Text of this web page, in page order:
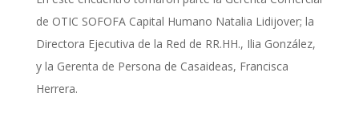
de OTIC SOFOFA Capital Humano Natalia Lidijover; la
Directora Ejecutiva de la Red de RR.HH., Ilia González,
y la Gerenta de Persona de Casaideas, Francisca
Herrera.